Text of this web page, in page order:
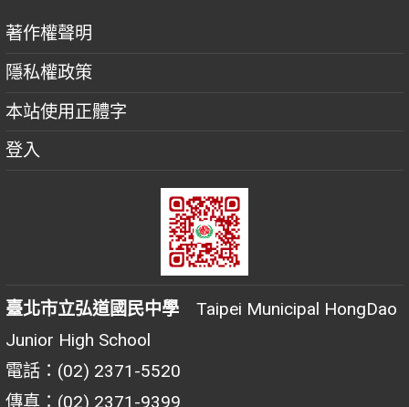
著作權聲明
隱私權政策
本站使用正體字
登入
臺北市立弘道國民中學 Taipei Municipal HongDao
Junior High School
電話：(02) 2371-5520
傳真：(02) 2371-9399